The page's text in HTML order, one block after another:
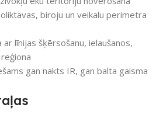
biroju un veikalu perimetra
līnijas šķērsošanu, ielaušanos,
gan nakts IR, gan balta gaisma